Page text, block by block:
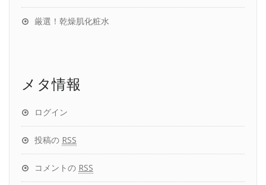
厳選！乾燥肌化粧水
メタ情報
ログイン
投稿の RSS
コメントの RSS